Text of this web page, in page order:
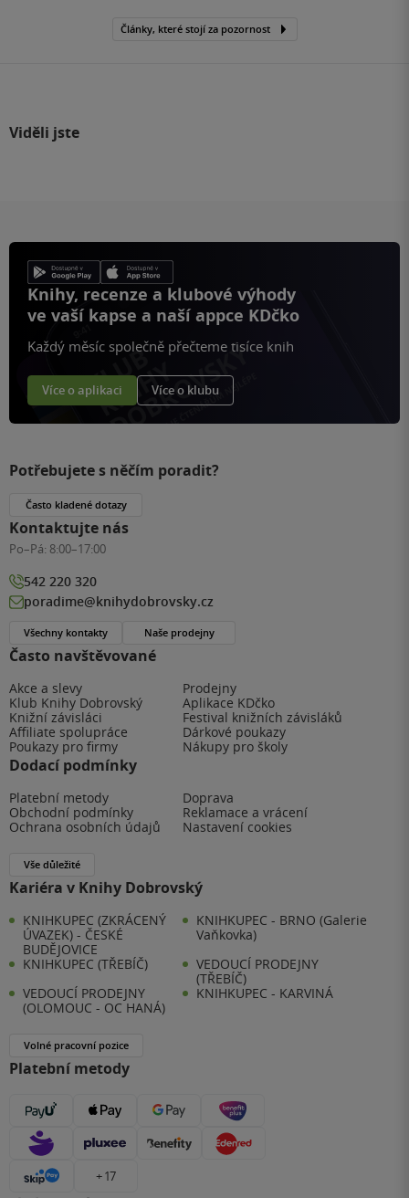
Články, které stojí za pozornost
Viděli jste
Knihy, recenze a klubové výhody
ve vaší kapse a naší appce KDčko
Každý měsíc společně přečteme tisíce knih
Více o aplikaci Více o klubu
Často navštěvované
Akce a slevy
Prodejny
Klub Knihy Dobrovský
Aplikace KDčko
Knižní závisláci
Festival knižních závisláků
Affiliate spolupráce
Dárkové poukazy
Poukazy pro firmy
Nákupy pro školy
Dodací podmínky
Platební metody
Doprava
Obchodní podmínky
Reklamace a vrácení
Ochrana osobních údajů
Nastavení cookies
Vše důležité
Kariéra v Knihy Dobrovský
KNIHKUPEC (ZKRÁCENÝ
ÚVAZEK) - ČESKÉ
BUDĚJOVICE
KNIHKUPEC - BRNO (Galerie
Vaňkovka)
KNIHKUPEC (TŘEBÍČ)
VEDOUCÍ PRODEJNY
(TŘEBÍČ)
VEDOUCÍ PRODEJNY
(OLOMOUC - OC HANÁ)
KNIHKUPEC - KARVINÁ
Volné pracovní pozice
Platební metody
+ 17
Potřebujete s něčím poradit?
Často kladené dotazy
Kontaktujte nás
Po–Pá: 8:00–17:00
542 220 320
poradime@knihydobrovsky.cz
Všechny kontakty Naše prodejny